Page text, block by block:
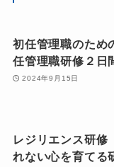
初任管理職のため
任管理職研修２日
2024年9月15日
レジリエンス研
れない心を育てる